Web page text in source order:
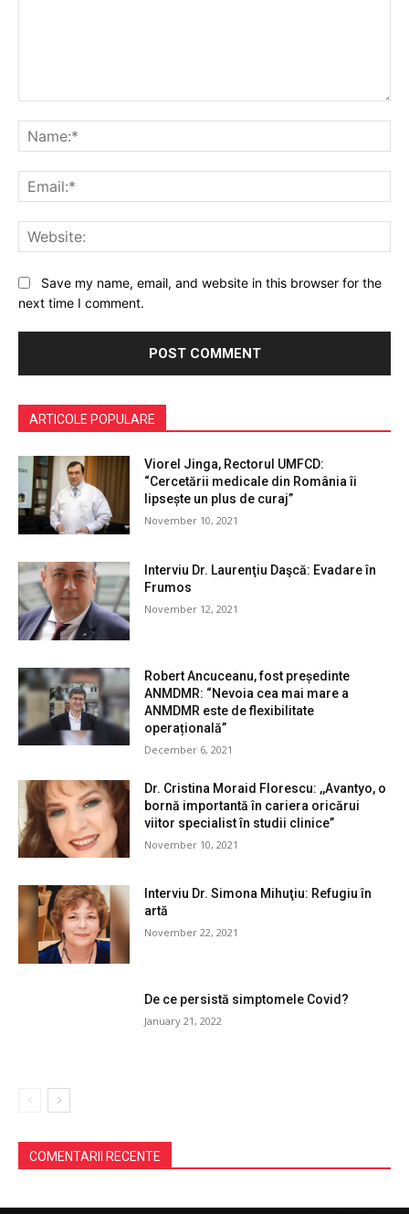
Save my name, email, and website in this browser for the
next time I comment.
ARTICOLE POPULARE
Viorel Jinga, Rectorul UMFCD:
“Cercetării medicale din România îi
lipsește un plus de curaj”
November 10, 2021
Interviu Dr. Laurenţiu Daşcă: Evadare în
Frumos
November 12, 2021
Robert Ancuceanu, fost președinte
ANMDMR: “Nevoia cea mai mare a
ANMDMR este de flexibilitate
operațională”
December 6, 2021
Dr. Cristina Moraid Florescu: ,,Avantyo, o
bornă importantă în cariera oricărui
viitor specialist în studii clinice”
November 10, 2021
Interviu Dr. Simona Mihuţiu: Refugiu în
artă
November 22, 2021
De ce persistă simptomele Covid?
January 21, 2022
COMENTARII RECENTE